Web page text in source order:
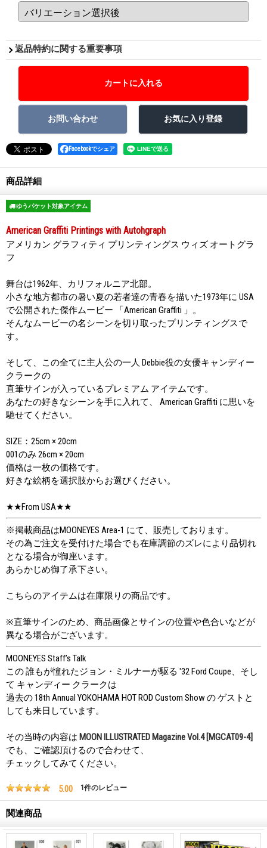
返品特約に関する重要事項
Facebookでシェア
商品詳細
ゆうパケット対象アイテム
American Graffiti Printings with Autohgraph
アメリカン グラフィティ プリンティングス ウィズ オートグラ
フ
舞台は1962年、カリフォルニア北部。
小さな地方都市の暑い夏の若者達の青春を描いた1973年に USA
で公開された傑作ムービー 「American Graffiti 」。
そんなムービーの名シーンを切り取ったプリンティングスで
す。
そして、この全てに主人公の一人 Debbie役の女優キャンディー
クラークの
直筆サインが入っているプレミアム アイテムです。
あなたの好きなシーンを手に入れて、 American Graffiti に思いを
馳せてください。
SIZE：25cm × 20cm
001のみ 26cm × 20cm
価格は一枚の価格です。
好きな絵柄を選択肢からお選びください。
★★From USA★★
※掲載商品はMOONEYES Area-1 にて、販売しております。
その為ご注文を受付けた場合でも在庫調節のズレにより品切れ
となる場合が御座います。
あらかじめ御了承下さい。
こちらのアイテムは在庫限りの商品です。
※直筆サインのため、商品画像とサインの位置や色合いなどが
異なる場合がございます。
MOONEYES Staff’s Talk
この 誰もが憧れたジョン・ミルナーが駆る '32 Ford Coupe、そし
て キャンディー クラークは
過去の 18th Annual YOKOHAMA HOT ROD Custom Show の ゲストと
しても来日しています。
その当時の内容は MOON ILLUSTRATED Magazine Vol.4 [MGCAT09-4]
でも、ご確認頂けるので合わせて、
チェックしてみてください。
5.00 1件のレビュー
関連商品